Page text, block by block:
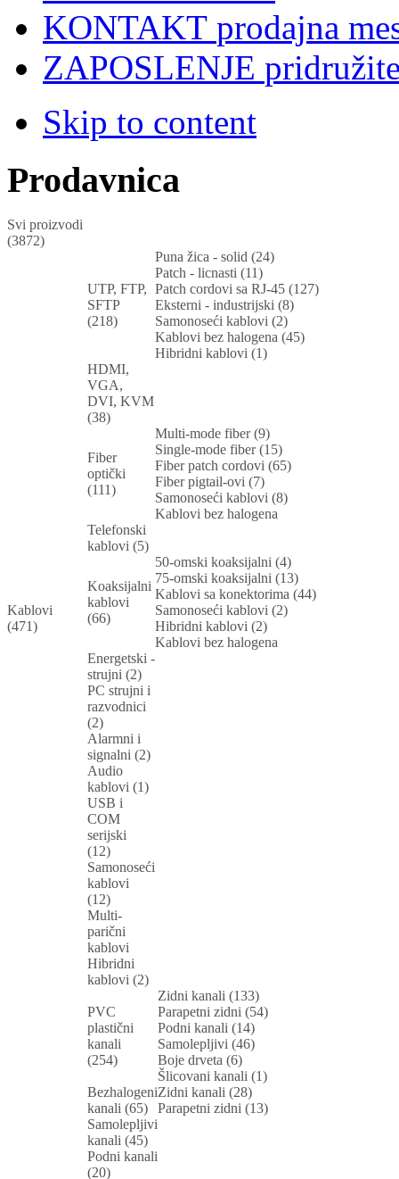
KONTAKT prodajna
ZAPOSLENJE
Skip to content
Prodavnica
Svi proizvodi
(3872)
Kablovi
(471)
UTP, FTP,
SFTP
(218)
Puna žica - solid (24)
Patch - licnasti (11)
Patch cordovi sa RJ-45 (127)
Eksterni - industrijski (8)
Samonoseći kablovi (2)
Kablovi bez halogena (45)
Hibridni kablovi (1)
HDMI,
VGA,
DVI, KVM
(38)
Fiber
optički
(111)
Multi-mode fiber (9)
Single-mode fiber (15)
Fiber patch cordovi (65)
Fiber pigtail-ovi (7)
Samonoseći kablovi (8)
Kablovi bez halogena
Telefonski
kablovi (5)
Koaksijalni
kablovi
(66)
50-omski koaksijalni (4)
75-omski koaksijalni (13)
Kablovi sa konektorima (44)
Samonoseći kablovi (2)
Hibridni kablovi (2)
Kablovi bez halogena
Energetski -
strujni (2)
PC strujni i
razvodnici
(2)
Alarmni i
signalni (2)
Audio
kablovi (1)
USB i
COM
serijski
(12)
Samonoseći
kablovi
(12)
Multi-
parični
kablovi
Hibridni
kablovi (2)
PVC
plastični
kanali
(254)
Zidni kanali (133)
Parapetni zidni (54)
Podni kanali (14)
Samolepljivi (46)
Boje drveta (6)
Šlicovani kanali (1)
Bezhalogeni
kanali (65)
Zidni kanali (28)
Parapetni zidni (13)
Samolepljivi
kanali (45)
Podni kanali
(20)